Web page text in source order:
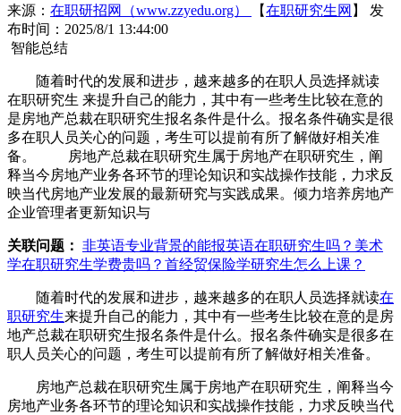
来源： 在职研招网（www.zzyedu.org） 【在职研究生网 】
发
布时间：2025/8/1 13:44:00
智能总结
随着时代的发展和进步，越来越多的在职人员选择就读
在职研究生 来提升自己的能力，其中有一些考生比较在意的
是房地产总裁在职研究生报名条件是什么。报名条件确实是很
多在职人员关心的问题，考生可以提前有所了解做好相关准
备。 房地产总裁在职研究生属于房地产在职研究生，阐
释当今房地产业务各环节的理论知识和实战操作技能，力求反
映当代房地产业发展的最新研究与实践成果。倾力培养房地产
企业管理者更新知识与
关联问题： 非英语专业背景的能报英语在职研究生吗？ 美术
学在职研究生学费贵吗？ 首经贸保险学研究生怎么上课？
随着时代的发展和进步，越来越多的在职人员选择就读在
职研究生来提升自己的能力，其中有一些考生比较在意的是房
地产总裁在职研究生报名条件是什么。报名条件确实是很多在
职人员关心的问题，考生可以提前有所了解做好相关准备。
房地产总裁在职研究生属于房地产在职研究生，阐释当今
房地产业务各环节的理论知识和实战操作技能，力求反映当代